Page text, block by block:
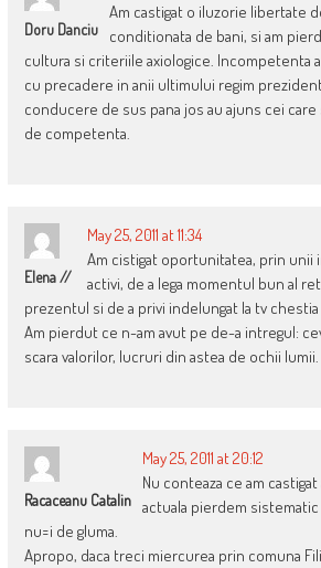
Doru Danciu
Am castigat o iluzorie libertate
conditionata de bani, si am
cultura si criteriile axiologice. Incompetenta
cu precadere in anii ultimului regim
conducere de sus pana jos au ajuns cei
de competenta.
Elena //
May 25, 2011 at 11:34
Am cistigat oportunitatea, prin unii
activi, de a lega momentul bun al
prezentul si de a privi indelungat la tv chestia
Am pierdut ce n-am avut pe de-a intregul:
scara valorilor, lucruri din astea de ochii lumii.
Racaceanu Catalin
May 25, 2011 at 20:12
Nu conteaza ce am
actuala pierdem
nu=i de gluma.
Apropo, daca treci miercurea prin comuna